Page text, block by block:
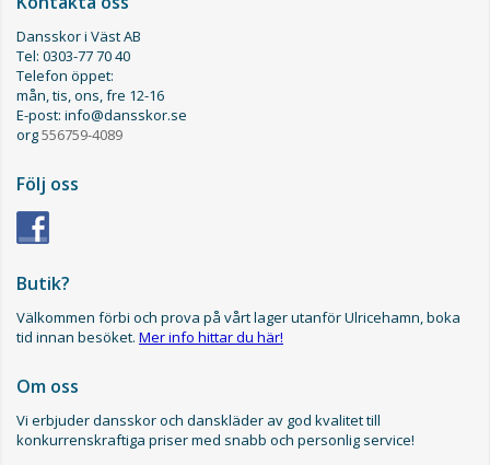
Dansskor i Väst AB
Tel: 0303-77 70 40
Telefon öppet:
mån, tis, ons, fre 12-16
E-post: info@dansskor.se
org556759-4089
Följ oss
Butik?
Välkommen förbi och prova på vårt lager utanför Ulricehamn, boka
tid innan besöket. Mer info hittar du här!
Om oss
Vi erbjuder dansskor och danskläder av god kvalitet till
konkurrenskraftiga priser med snabb och personlig service!